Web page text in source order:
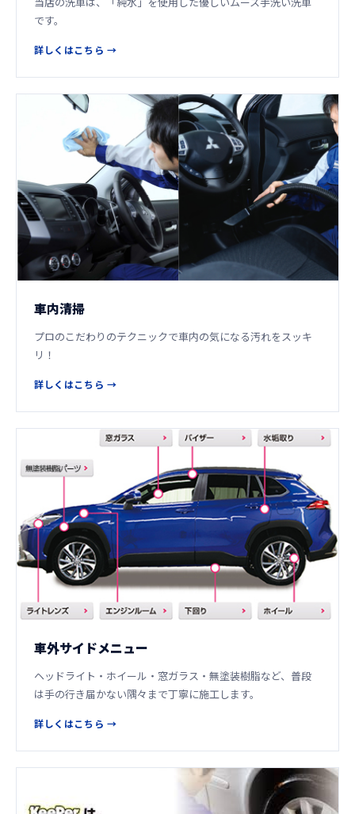
です。
詳しくはこちら
車内清掃
プロのこだわりのテクニックで車内の気になる汚れをスッキ
リ！
詳しくはこちら
車外サイドメニュー
ヘッドライト・ホイール・窓ガラス・無塗装樹脂など、普段
は手の行き届かない隅々まで丁寧に施工します。
詳しくはこちら